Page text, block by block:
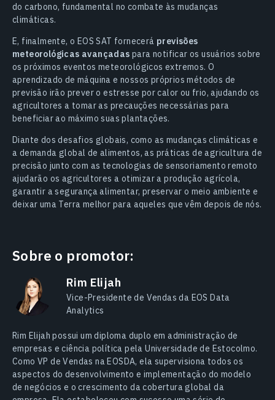
do carbono, fundamental no combate às mudanças
climáticas.
E, finalmente, o EOS SAT fornecerá previsões
meteorológicas avançadas para notificar os usuários sobre
os próximos eventos meteorológicos extremos. O
aprendizado de máquina e nossos próprios métodos de
previsão irão prever o estresse por calor ou frio, ajudando os
agricultores a tomar as precauções necessárias para
beneficiar ao máximo suas plantações.
Diante dos desafios globais, como as mudanças climáticas e
a demanda global de alimentos, as práticas de agricultura de
precisão junto com as tecnologias de sensoriamento remoto
ajudarão os agricultores a otimizar a produção agrícola,
garantir a segurança alimentar, preservar o meio ambiente e
deixar uma Terra melhor para aqueles que vêm depois de nós.
Sobre o promotor:
Rim Elijah
Vice-Presidente de Vendas da EOS Data
Analytics
Rim Elijah possui um diploma duplo em administração de
empresas e ciência política pela Universidade de Estocolmo.
Como VP de Vendas na EOSDA, ela supervisiona todos os
aspectos do desenvolvimento e implementação do modelo
de negócios e o crescimento da cobertura global da